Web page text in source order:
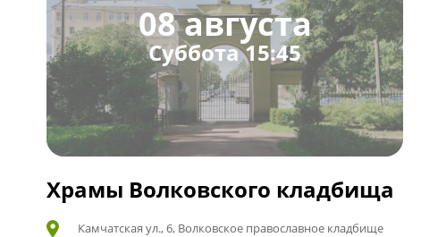
08 августа
Суббота 15:45
Храмы Волковского кладбища
Камчатская ул., 6, Волковское православное кладбище